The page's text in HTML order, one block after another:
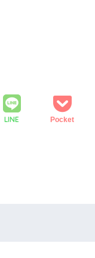
LINE Pocket